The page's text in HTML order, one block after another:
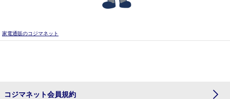
家電通販のコジマネット
コジマネット会員規約